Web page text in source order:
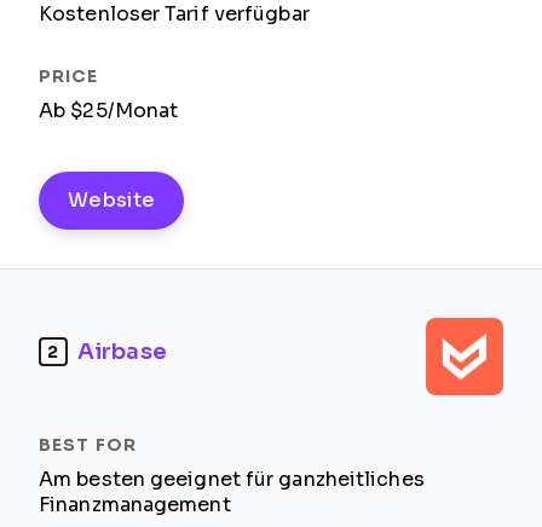
Kostenloser Tarif verfügbar
Ab $25/Monat
Website
2 Airbase
Am besten geeignet für ganzheitliches
Finanzmanagement